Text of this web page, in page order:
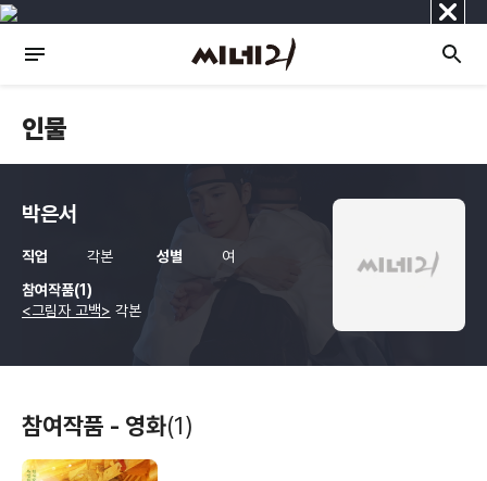
닫
기
인물
박은서
직업 각본 성별
여
참여작품(1)
<그림자 고백> 각본
참여작품 - 영화(1)